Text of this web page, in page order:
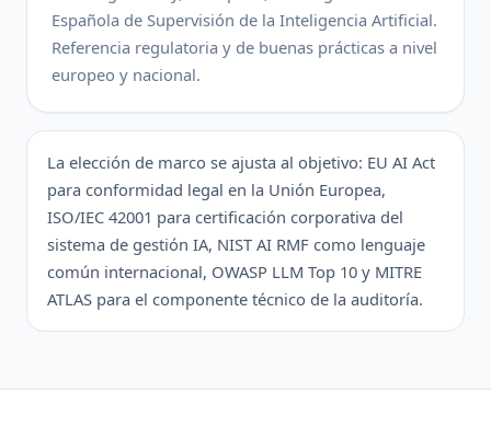
Española de Supervisión de la Inteligencia Artificial.
Referencia regulatoria y de buenas prácticas a nivel
europeo y nacional.
La elección de marco se ajusta al objetivo: EU AI Act
para conformidad legal en la Unión Europea,
ISO/IEC 42001 para certificación corporativa del
sistema de gestión IA, NIST AI RMF como lenguaje
común internacional, OWASP LLM Top 10 y MITRE
ATLAS para el componente técnico de la auditoría.